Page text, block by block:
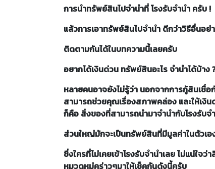
การนำทรัพย์สินไปจำนำที่ โรงรับจำนำ ครับ !
แล้วการเอาทรัพย์สินไปจำนำ ดีกว่าวิธีอื่นอย่า
ติดตามกันได้ในบทความนี้เลยครับ
อยากได้เงินด่วน ทรัพย์สินอะไร จำนำได้บ้าง
หลายคนอาจยังไม่รู้ว่า นอกจากการกู้สินเชื่
สามารถช่วยคุณเรื่องสภาพคล่อง และให้เงิ
ก็คือ สิ่งของที่สามารถนำมาจำนำกับโรงรับจ
ส่วนใหญ่มักจะเป็นทรัพย์สินที่มีมูลค่าในตัวเอ
ซึ่งใครที่ไม่เคยเข้าโรงรับจำนำเลย ไม่แน่ใ
หมวดหมู่คร่าวๆมาให้เช็คกันดังนี้ครับ